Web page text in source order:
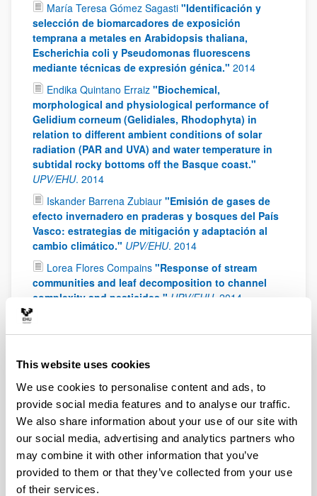
This website uses cookies
We use cookies to personalise content and ads, to
provide social media features and to analyse our traffic.
We also share information about your use of our site with
our social media, advertising and analytics partners who
may combine it with other information that you’ve
provided to them or that they’ve collected from your use
of their services.
María Teresa Gómez Sagasti "Identificación y
selección de biomarcadores de exposición
temprana a metales en Arabidopsis thaliana,
Escherichia coli y Pseudomonas fluorescens
mediante técnicas de expresión génica." 2014
Endika Quintano Erraiz "Biochemical,
morphological and physiological performance of
Gelidium corneum (Gelidiales, Rhodophyta) in
relation to different ambient conditions of solar
radiation (PAR and UVA) and water temperature in
subtidal rocky bottoms off the Basque coast."
UPV/EHU. 2014
Iskander Barrena Zubiaur "Emisión de gases de
efecto invernadero en praderas y bosques del País
Vasco: estrategias de mitigación y adaptación al
cambio climático." UPV/EHU. 2014
Lorea Flores Compains "Response of stream
communities and leaf decomposition to channel
complexity and pesticides." UPV/EHU. 2014
2013 year
Aingeru Martínez Gómez
regulation, land-use changes and temperature on
stream ecosystem functioning." UPV/EHU.2013
Javier Herrero Pedrero"Construction of a
functional genetic map and detection of candidate
genes for useful traits in Oil Palm, Elaeis
guineensis Jacq." 2013
Maialen Garmendia Maylin